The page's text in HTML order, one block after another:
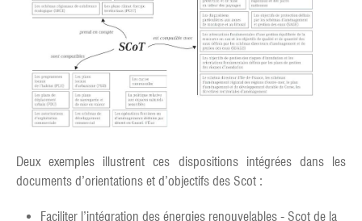
Deux exemples illustrent ces dispositions intégrées dans les
documents d’orientations et d’objectifs des Scot :
Faciliter l’intégration des énergies renouvelables - Scot de la